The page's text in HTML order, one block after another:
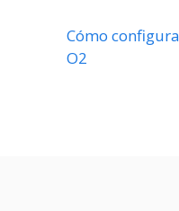
Cómo
O2